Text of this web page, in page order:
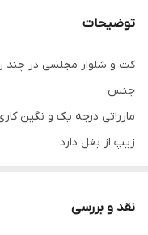
توضیحات
کت و شلوار مجلسی در چند
جنس
زیپ از بغل دارد
نقد و بررسی